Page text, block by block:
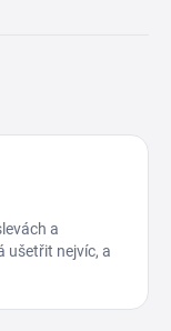
a
ušetřit nejvíc, a